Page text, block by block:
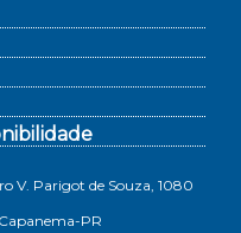
V. Parigot de Souza, 1080
PR